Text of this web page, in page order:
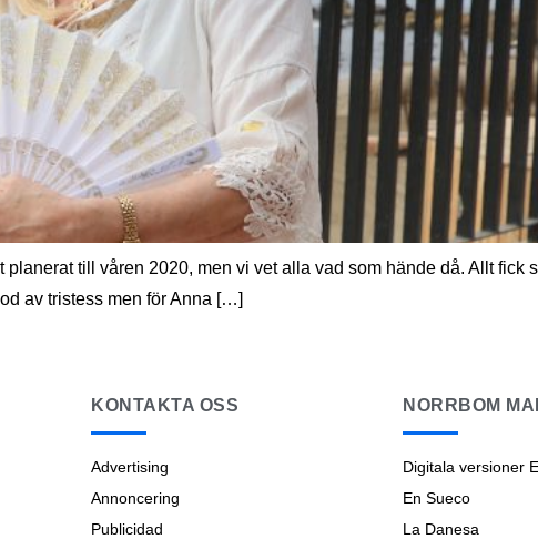
planerat till våren 2020, men vi vet alla vad som hände då. Allt
av tristess men för Anna […]
KONTAKTA OSS
Advertising
Annoncering
Publicidad
NORRBOM
Digitala versioner
En Sueco
La Danesa